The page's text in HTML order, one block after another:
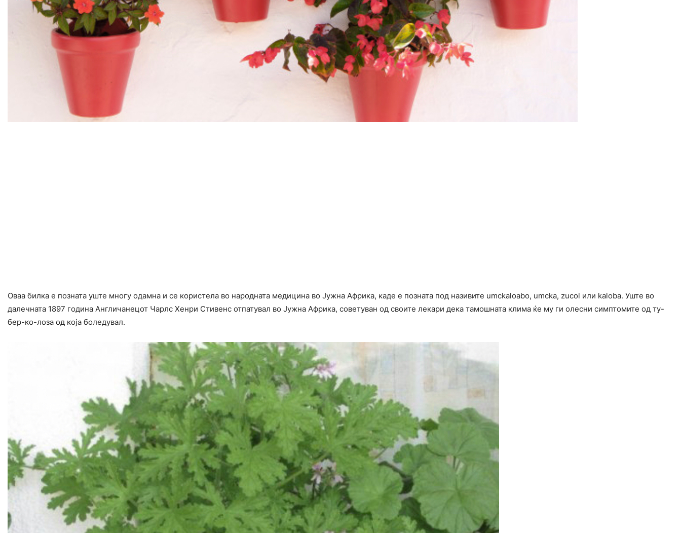
Оваа билка e позната уште многу одамна и се користела во народната медицина во Јужна Африка, каде е позната под називите umckaloabo, umcka, zucol или kaloba. Уште во
далечната 1897 година Англичанецот Чарлс Хенри Стивенс отпатувал во Јужна Африка, советуван од своите лекари дека тамошната клима ќе му ги олесни симптомите од ту-
бер-ко-лоза од која боледувал.